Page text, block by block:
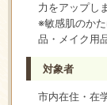
力をアップし
※敏感肌のか
品・メイク用
対象者
市内在住・在